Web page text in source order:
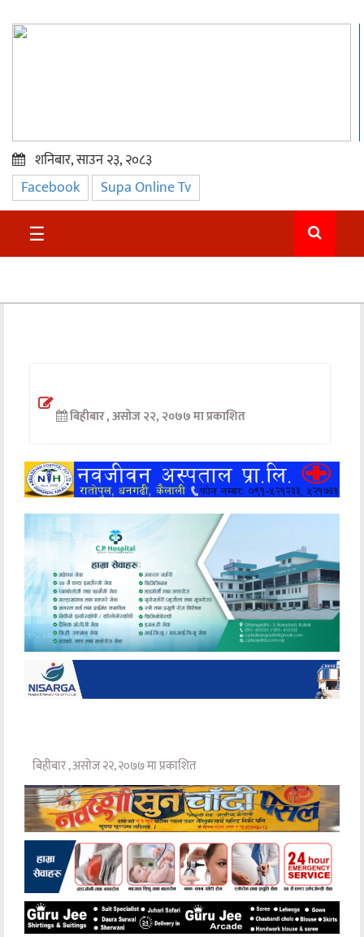
प्रमुख
समाचार
सुदुर
अन्तर्वार्ता
खेलकुद
मनोरञ्जन
अन्य
शनिबार, साउन २३, २०८३
Facebook Supa Online Tv
☰
बिहीबार , असोज २२, २०७७ मा प्रकाशित
बिहीबार , असोज २२, २०७७ मा प्रकाशित